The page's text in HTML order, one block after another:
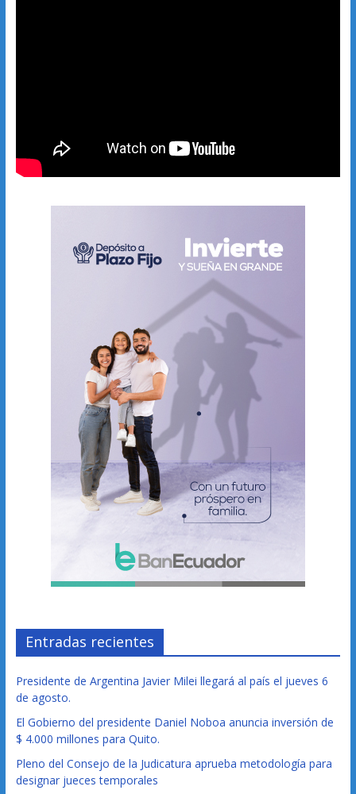
Entradas recientes
Presidente de Argentina Javier Milei llegará al país el jueves 6
de agosto.
El Gobierno del presidente Daniel Noboa anuncia inversión de
$ 4.000 millones para Quito.
Pleno del Consejo de la Judicatura aprueba metodología para
designar jueces temporales